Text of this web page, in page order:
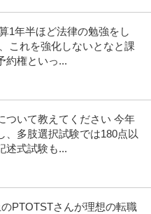
この条件の求人をもっと見る
1年半ほど法律の勉強をし
これを強化しないとなと課
約権といっ...
ついて教えてください 今年
、多肢選択試験では180点以
述式試験も...
PTOTSTさんが理想の転職